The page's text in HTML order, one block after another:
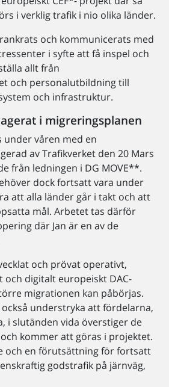
i verklig trafik i nio olika länder.
och kommunicerats med
i syfte att få inspel och
allt från
och personalutbildning till
och infrastruktur.
i migreringsplanen
under våren med en
av Trafikverket den 20 Mars
från ledningen i DG MOVE**.
dock fortsatt vara under
att alla länder går i takt och att
mål. Arbetet tas därför
där Jan är en av de
och prövat operativt,
och digitalt europeiskt DAC-
migrationen kan påbörjas.
understryka att fördelarna,
i slutänden vida överstiger de
kommer att göras i projektet.
och en förutsättning för fortsatt
godstrafik på järnväg,